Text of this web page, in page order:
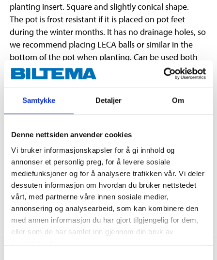
Samtykke Detaljer Om
Denne nettsiden anvender cookies
Vi bruker informasjonskapsler for å gi innhold og
annonser et personlig preg, for å levere sosiale
mediefunksjoner og for å analysere trafikken vår. Vi deler
dessuten informasjon om hvordan du bruker nettstedet
vårt, med partnerne våre innen sosiale medier,
annonsering og analysearbeid, som kan kombinere den
med annen informasjon du har gjort tilgjengelig for dem,
eller som de har samlet inn gjennom din bruk av
planting insert. Square and slightly conical shape.
The pot is frost resistant if it is placed on pot feet
during the winter months. It has no drainage holes, so
we recommend placing LECA balls or similar in the
bottom of the pot when planting. Can be used both
indoors and outdoors.
Technical specifications
Diameter
19,5 cm
Height
37,5 cm
11,4 l (inner pot 5 l)
Material
PP plastic
Colour
Heather grey